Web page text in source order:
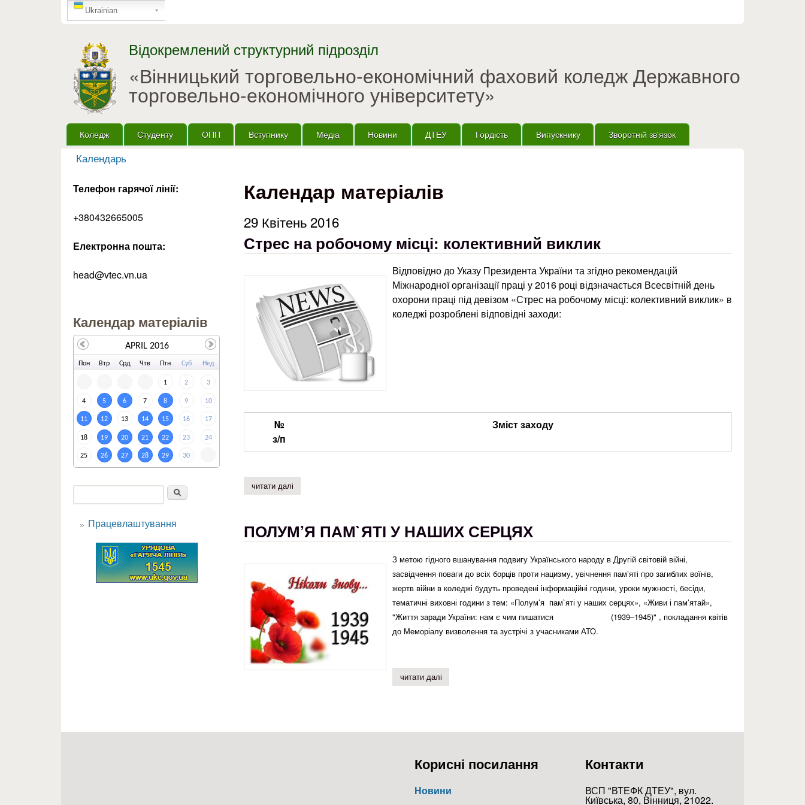
GTranslate
Ukrainian
Відокремлений структурний підрозділ
«Вінницький торговельно-економічний фаховий коледж Державного
торговельно-економічного університету»
Головне меню
Коледж Студенту ОПП Вступнику Медіа Новини ДТЕУ Гордість Випускнику Зворотній зв'язок
Ви є тут
Календарь
Календар матеріалів
29 Квітень 2016
Стрес на робочому місці: колективний виклик
Відповідно до Указу Президента України та згідно рекомендацій
Міжнародної організації праці у 2016 році відзначається Всесвітній день
охорони праці під девізом «Стрес на робочому місці: колективний виклик» в
коледжі розроблені відповідні заходи:
№
з/п
Зміст заходу
читати далі
ПОЛУМ’Я ПАМ`ЯТІ У НАШИХ СЕРЦЯХ
З метою гідного вшанування подвигу Українського народу в Другій світовій війні,
засвідчення поваги до всіх борців проти нацизму, увічнення пам’яті про загиблих воїнів,
жертв війни в коледжі будуть проведені інформаційні години, уроки мужності, бесіди,
тематичні виховні години з тем: «Полум’я пам`яті у наших серцях», «Живи і пам’ятай»,
"Життя заради України: нам є чим пишатися (1939–1945)" , покладання квітів
до Меморіалу визволення та зустрічі з учасниками АТО.
читати далі
Телефон гарячої лінії:
+380432665005
Електронна пошта:
head@vtec.vn.ua
Календар матеріалів
Пон Втр Срд Чтв Птн Суб Нед
1 2 3
4 5 6 7 8 9 10
11 12 13 14 15 16 17
18 19 20 21 22 23 24
25 26 27 28 29 30
APRIL 2016
Пошукова форма
Працевлаштування
Корисні посилання
Новини
Контакти
ВСП "ВТЕФК ДТЕУ", вул.
Київська, 80, Вінниця, 21022.